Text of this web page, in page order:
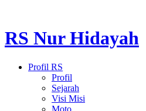
RS Nur Hidayah
Profil RS
Profil
Sejarah
Visi Misi
Moto